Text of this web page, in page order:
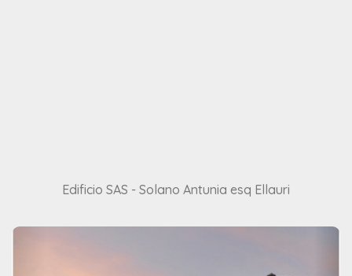
Edificio SAS - Solano Antunia esq Ellauri